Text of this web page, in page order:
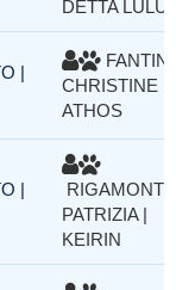
DETTA LULU
|
FANTINI
CHRISTINE |
ATHOS
|
RIGAMONTI
PATRIZIA |
KEIRIN